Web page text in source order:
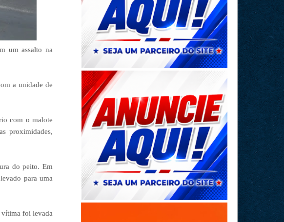
um assalto na
a unidade de
com o malote
proximidades,
do peito. Em
para uma
vítima foi levada